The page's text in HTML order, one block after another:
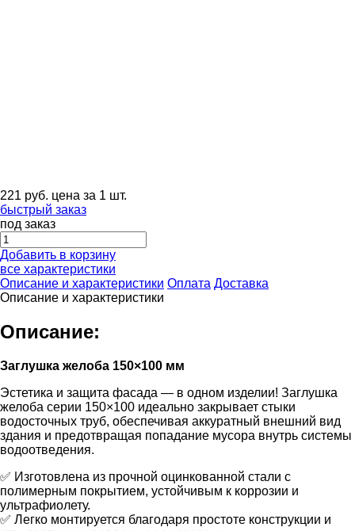
221 руб. цена за 1 шт.
быстрый заказ
под заказ
Добавить в корзину
все характеристики
Описание и характеристики Оплата Доставка
Описание и характеристики
Описание:
Заглушка желоба 150×100 мм
Эстетика и защита фасада — в одном изделии! Заглушка
желоба серии 150×100 идеально закрывает стыки
водосточных труб, обеспечивая аккуратный внешний вид
здания и предотвращая попадание мусора внутрь системы
водоотведения.
✅ Изготовлена из прочной оцинкованной стали с
полимерным покрытием, устойчивым к коррозии и
ультрафиолету.
✅ Легко монтируется благодаря простоте конструкции и